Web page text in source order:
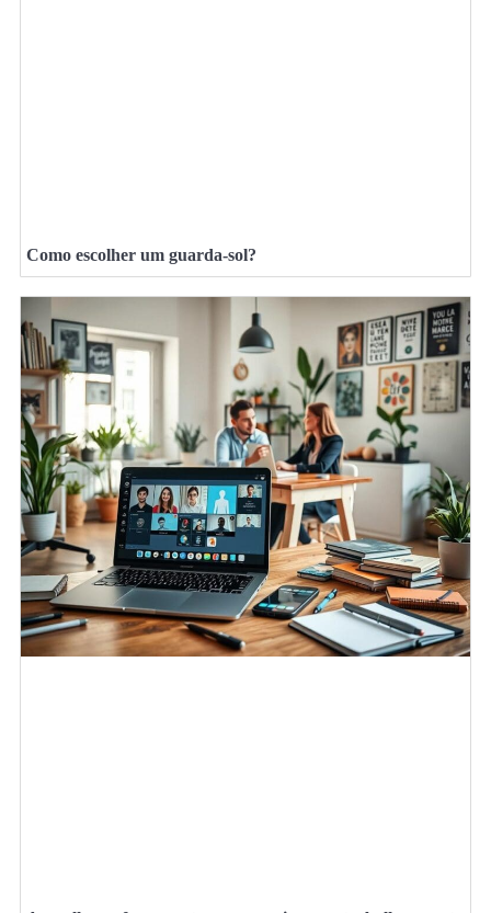
Como escolher um guarda-sol?